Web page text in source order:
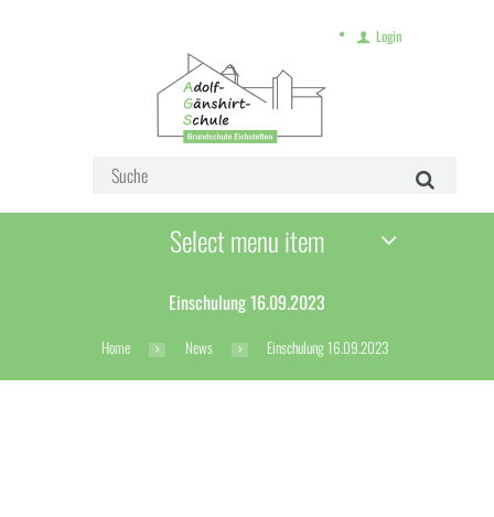
Login
Select menu item
Einschulung 16.09.2023
Home News Einschulung 16.09.2023